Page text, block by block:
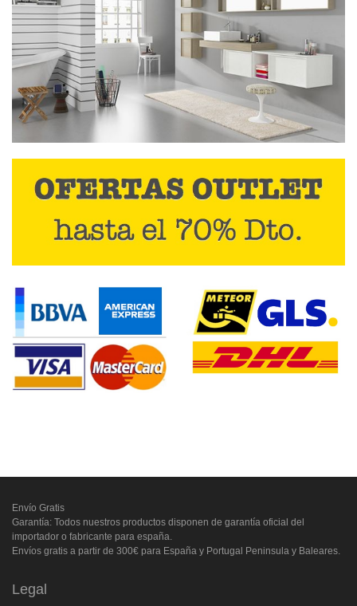
Envío Gratis
Garantía: Todos nuestros productos disponen de garantía oficial del
importador o fabricante para españa.
Envíos gratis a partir de 300€ para España y Portugal Peninsula y Baleares.
Legal